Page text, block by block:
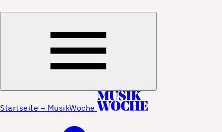
Startseite – MusikWoche